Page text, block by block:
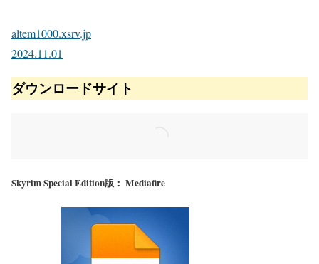
altem1000.xsrv.jp
2024.11.01
ダウンロードサイト
Skyrim Special Edition版： Mediafire